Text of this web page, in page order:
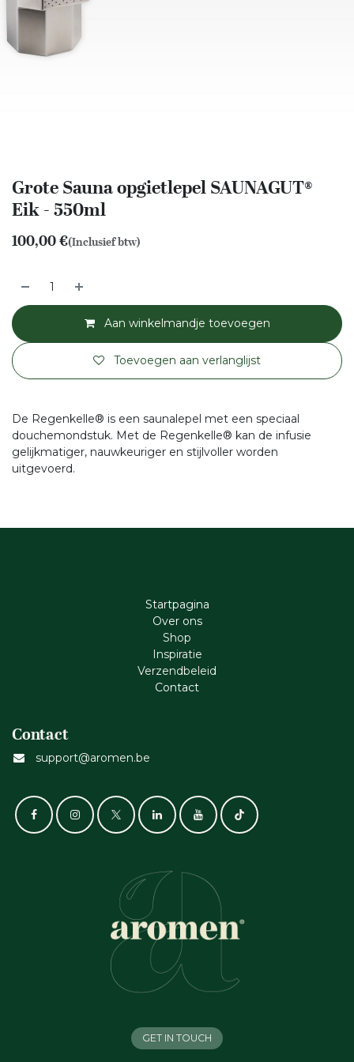
Grote Sauna opgietlepel SAUNAGUT®
Eik - 550ml
100,00€(Inclusief btw)
Aan winkelmandje toevoegen
Toevoegen aan verlanglijst
De Regenkelle® is een saunalepel met een speciaal
douchemondstuk. Met de Regenkelle® kan de infusie
gelijkmatiger, nauwkeuriger en stijlvoller worden
uitgevoerd.
Startpagina
Ove​r​ ons
Shop
Inspiratie
Verzendbeleid
Cont​act
Contact
support@aromen.be
GET IN TOUCH